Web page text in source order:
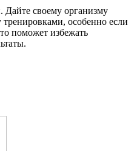
Дайте своему организму
особенно если
поможет избежать